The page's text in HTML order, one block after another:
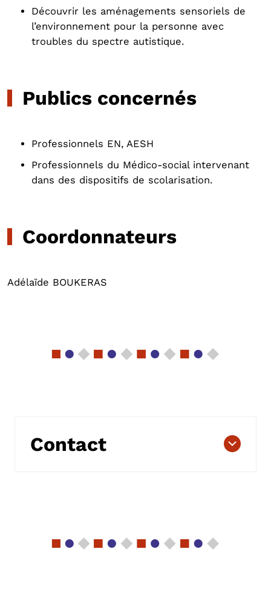
Découvrir les aménagements sensoriels de
l’environnement pour la personne avec
troubles du spectre autistique.
Publics concernés
Professionnels EN, AESH
Professionnels du Médico-social intervenant
dans des dispositifs de scolarisation.
Coordonnateurs
Adélaïde BOUKERAS
Contact